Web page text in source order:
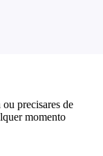
precisares de
momento